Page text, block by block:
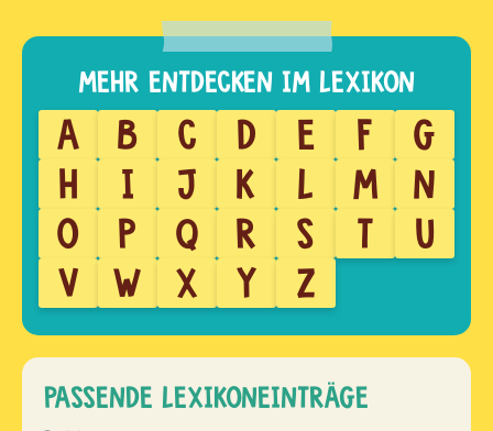
A B C D E F
G
H
I J K L M
N
O
P Q R S T
U
V
W X Y Z
PASSENDE LEXIKONEINTRÄGE